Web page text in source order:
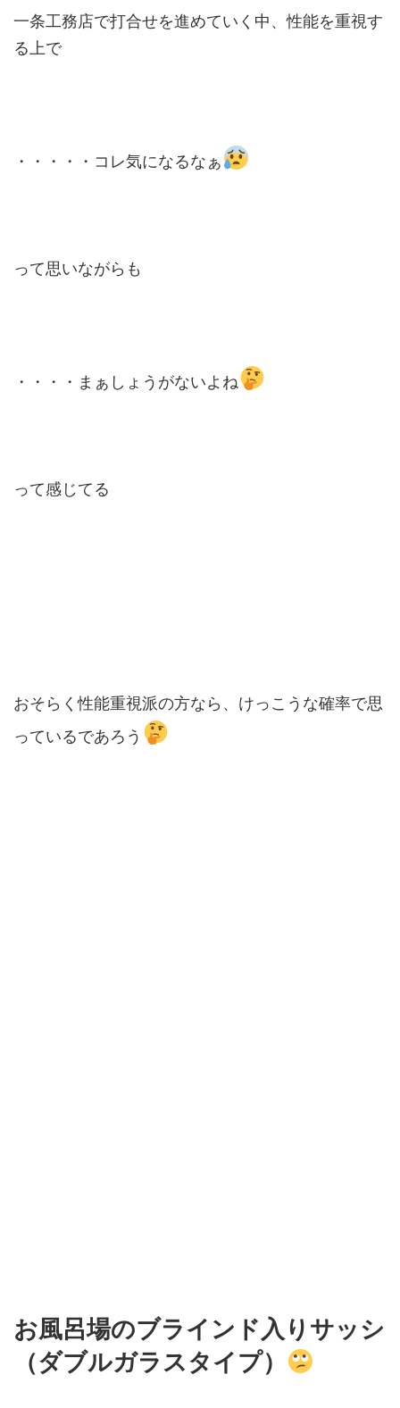
一条工務店で打合せを進めていく中、性能を重視す
る上で
・・・・・コレ気になるなぁ
って思いながらも
・・・・まぁしょうがないよね
って感じてる
おそらく性能重視派の方なら、けっこうな確率で思
っているであろう
お風呂場のブラインド入りサッシ
（ダブルガラスタイプ）